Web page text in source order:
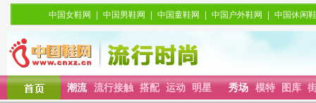
中国女鞋网 中国男鞋网 中国童鞋网 中国户外鞋网 中国休闲
潮流 流行接触 搭配 运动 明星 秀场 模特 图库